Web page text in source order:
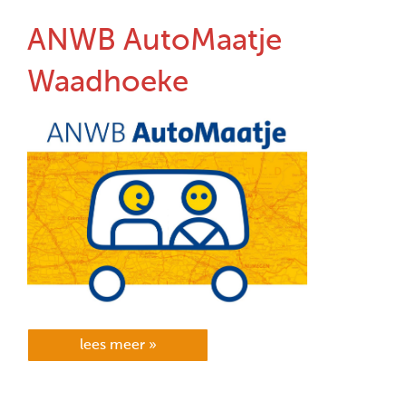
ANWB AutoMaatje
Waadhoeke
lees meer »